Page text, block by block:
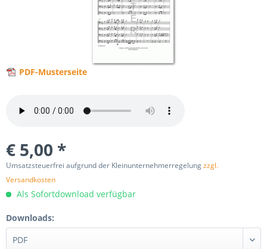
PDF-Musterseite
€ 5,00 *
Umsatzsteuerfrei aufgrund der Kleinunternehmerregelungzzgl.
Versandkosten
Als Sofortdownload verfügbar
Downloads: